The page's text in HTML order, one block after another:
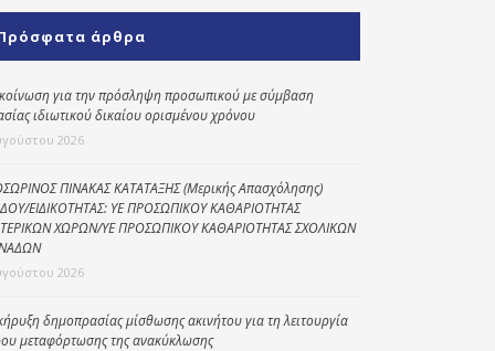
Κοινωνικό
παντοπωλείο
Kοινωνικό
φαρμακείο
Κέντρο Ημερήσιας
Φροντίδας
Ηλικιωμένων
(Κ.Η.Φ.Η.) Πρέβεζας
άρθρα
για την πρόσληψη προσωπικού με σύμβαση
ιδιωτικού δικαίου ορισμένου χρόνου
2026
ΠΙΝΑΚΑΣ ΚΑΤΑΤΑΞΗΣ (Μερικής Απασχόλησης)
ΕΙΔΙΚΟΤΗΤΑΣ: ΥΕ ΠΡΟΣΩΠΙΚΟΥ ΚΑΘΑΡΙΟΤΗΤΑΣ
ΧΩΡΩΝ/ΥΕ ΠΡΟΣΩΠΙΚΟΥ ΚΑΘΑΡΙΟΤΗΤΑΣ ΣΧΟΛΙΚΩΝ
2026
δημοπρασίας μίσθωσης ακινήτου για τη λειτουργία
μεταφόρτωσης της ανακύκλωσης